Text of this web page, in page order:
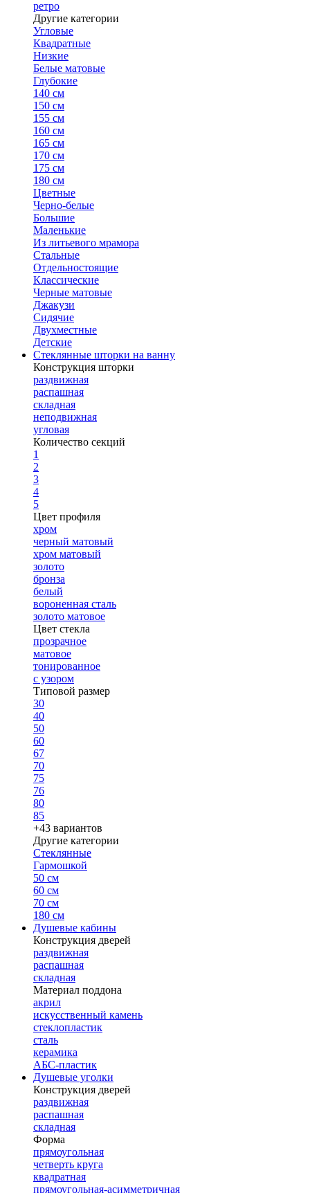
ретро
Другие категории
Угловые
Квадратные
Низкие
Белые матовые
Глубокие
140 см
150 см
155 см
160 см
165 см
170 см
175 см
180 см
Цветные
Черно-белые
Большие
Маленькие
Из литьевого мрамора
Стальные
Отдельностоящие
Классические
Черные матовые
Джакузи
Сидячие
Двухместные
Детские
Стеклянные шторки на ванну
Конструкция шторки
раздвижная
распашная
складная
неподвижная
угловая
Количество секций
1
2
3
4
5
Цвет профиля
хром
черный матовый
хром матовый
золото
бронза
белый
вороненная сталь
золото матовое
Цвет стекла
прозрачное
матовое
тонированное
с узором
Типовой размер
30
40
50
60
67
70
75
76
80
85
+43 вариантов
Другие категории
Стеклянные
Гармошкой
50 см
60 см
70 см
180 см
Душевые кабины
Конструкция дверей
раздвижная
распашная
складная
Материал поддона
акрил
искусственный камень
стеклопластик
сталь
керамика
АБС-пластик
Душевые уголки
Конструкция дверей
раздвижная
распашная
складная
Форма
прямоугольная
четверть круга
квадратная
прямоугольная-асимметричная